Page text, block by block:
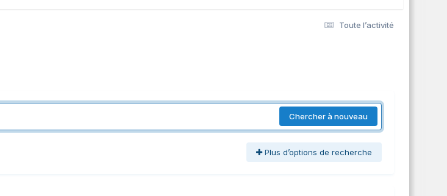
Toute l’activité
Chercher à nouveau
Plus d’options de recherche